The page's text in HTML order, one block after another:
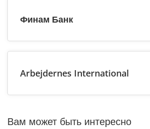
Финам Банк
Arbejdernes International
Вам может быть интересно